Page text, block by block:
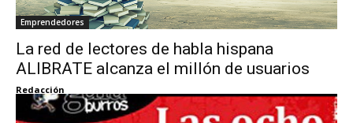
Emprendedores
La red de lectores de habla hispana
ALIBRATE alcanza el millón de usuarios
Redacción